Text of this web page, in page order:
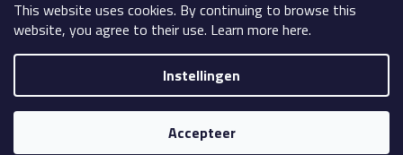
This website uses cookies. By continuing to browse this
website, you agree to their use. Learn more here.
Instellingen
Accepteer
Copyright 2026Celtic-Supply.nl | Alles voor tatoeages en
permanente make-up. Alle rechten voorbehouden.